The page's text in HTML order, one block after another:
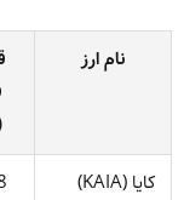
نام ارز
کایا (KAIA)